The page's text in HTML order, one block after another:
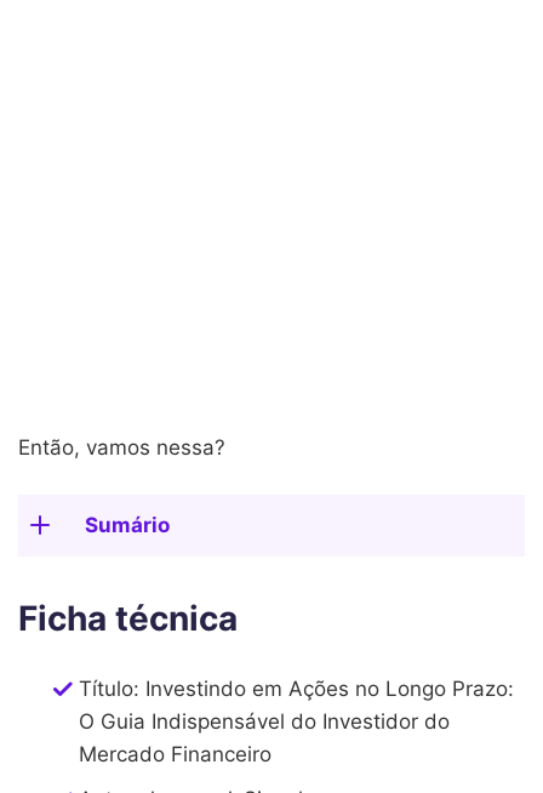
Então, vamos nessa?
Sumário
Ficha técnica
Título: Investindo em Ações no Longo Prazo:
O Guia Indispensável do Investidor do
Mercado Financeiro